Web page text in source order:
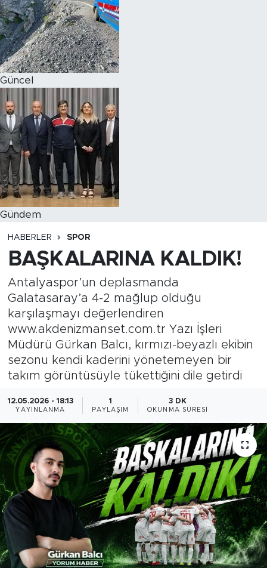
Güncel
Gündem
HABERLER SPOR
BAŞKALARINA KALDIK!
Antalyaspor’un deplasmanda
Galatasaray’a 4-2 mağlup olduğu
karşılaşmayı değerlendiren
www.akdenizmanset.com.tr Yazı İşleri
Müdürü Gürkan Balcı, kırmızı-beyazlı ekibin
sezonu kendi kaderini yönetemeyen bir
takım görüntüsüyle tükettiğini dile getirdi
12.05.2026 - 18:13
YAYINLANMA
1
PAYLAŞIM
3 DK
OKUNMA SÜRESI
Magazin
Özel Haber
Politika
Resmi İlanlar
Sağlık
Spor
Turizm